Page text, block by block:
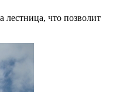
лестница, что позволит